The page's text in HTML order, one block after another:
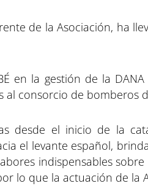
de la Asociación, ha
en la gestión de la
al consorcio de bomberos
desde el inicio de la
el levante español,
indispensables
lo que la actuación de